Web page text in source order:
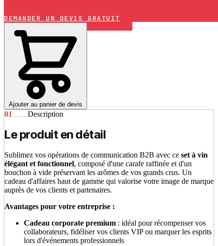
DEMANDER UN DEVIS GRATUIT
Ajouter au panier de devis
01 Description
Le produit en détail
Sublimez vos opérations de communication B2B avec ce set à vin
élégant et fonctionnel, composé d'une carafe raffinée et d'un
bouchon à vide préservant les arômes de vos grands crus. Un
cadeau d'affaires haut de gamme qui valorise votre image de marque
auprès de vos clients et partenaires.
Avantages pour votre entreprise :
Cadeau corporate premium : idéal pour récompenser vos
collaborateurs, fidéliser vos clients VIP ou marquer les esprits
lors d'événements professionnels